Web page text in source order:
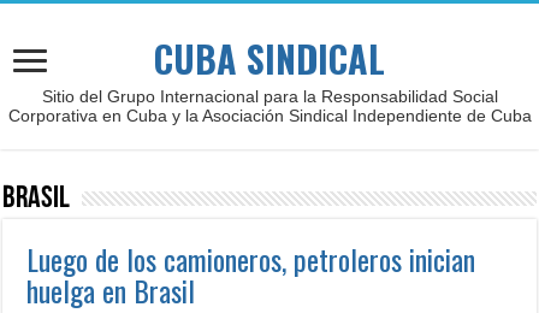
CUBA SINDICAL
Sitio del Grupo Internacional para la Responsabilidad Social
Corporativa en Cuba y la Asociación Sindical Independiente de Cuba
Brasil
Luego de los camioneros, petroleros inician
huelga en Brasil